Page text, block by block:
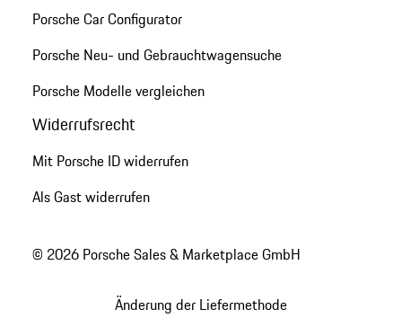
Porsche Car Configurator
Porsche Neu- und Gebrauchtwagensuche
Porsche Modelle vergleichen
Widerrufsrecht
Mit Porsche ID widerrufen
Als Gast widerrufen
© 2026 Porsche Sales & Marketplace GmbH
Änderung der Liefermethode